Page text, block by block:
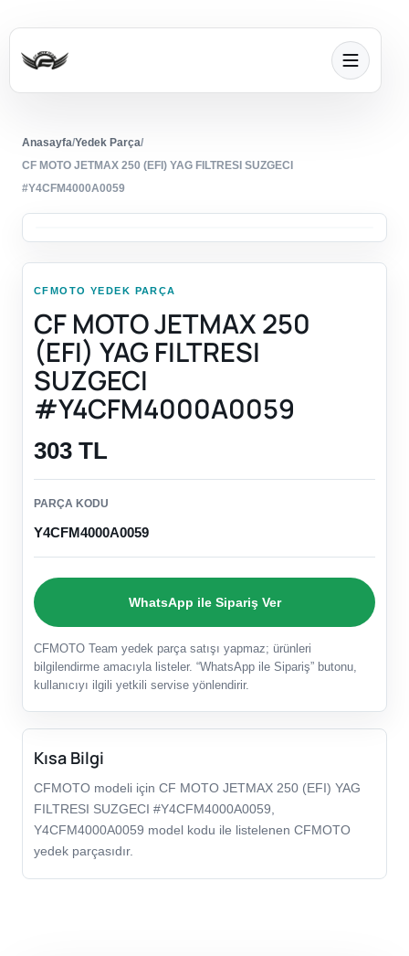
Anasayfa/Yedek Parça/
CF MOTO JETMAX 250 (EFI) YAG FILTRESI SUZGECI
#Y4CFM4000A0059
CFMOTO YEDEK PARÇA
CF MOTO JETMAX 250
(EFI) YAG FILTRESI
SUZGECI
#Y4CFM4000A0059
303 TL
PARÇA KODU
Y4CFM4000A0059
WhatsApp ile Sipariş Ver
CFMOTO Team yedek parça satışı yapmaz; ürünleri
bilgilendirme amacıyla listeler. “WhatsApp ile Sipariş” butonu,
kullanıcıyı ilgili yetkili servise yönlendirir.
Kısa Bilgi
CFMOTO modeli için CF MOTO JETMAX 250 (EFI) YAG
FILTRESI SUZGECI #Y4CFM4000A0059,
Y4CFM4000A0059 model kodu ile listelenen CFMOTO
yedek parçasıdır.